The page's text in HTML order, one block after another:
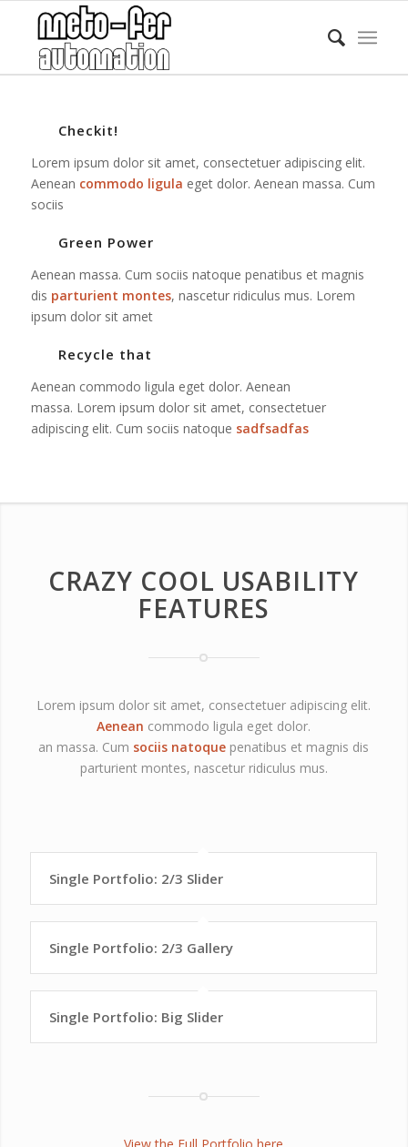
Checkit!
Lorem ipsum dolor sit amet, consectetuer adipiscing elit.
Aenean commodo ligula eget dolor. Aenean massa. Cum
sociis
Green Power
Aenean massa. Cum sociis natoque penatibus et magnis
dis parturient montes, nascetur ridiculus mus. Lorem
ipsum dolor sit amet
Recycle that
Aenean commodo ligula eget dolor. Aenean
massa. Lorem ipsum dolor sit amet, consectetuer
adipiscing elit. Cum sociis natoque sadfsadfas
CRAZY COOL USABILITY
FEATURES
Lorem ipsum dolor sit amet, consectetuer adipiscing elit.
Aenean commodo ligula eget dolor.
an massa. Cum sociis natoque penatibus et magnis dis
parturient montes, nascetur ridiculus mus.
Single Portfolio: 2/3 Slider
Single Portfolio: 2/3 Gallery
Single Portfolio: Big Slider